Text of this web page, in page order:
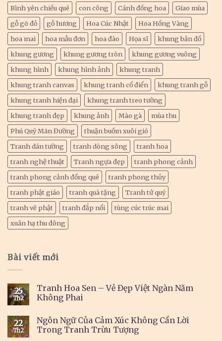
Bình yên chiều quê con công Cánh đồng hoa
Giao mùa
gỗ gõ đỏ
gỗ hương Hoa Cúc Nhật
Hoa Hồng Vàng
hoa mai
hoa mẫu đơn hoa đào Họa sĩ
khung bản đồ
khung gương
khung gương tròn
khung gương vuông
khung hình
khung hình ảnh
khung tranh
khung tranh canvas
khung tranh cổ điển
khung tranh gỗ
khung tranh hiện đại
khung tranh treo tường
khung tranh đẹp
khung ảnh Mào gà
mùa thu
Phú Quý Mãn Đường
thuận buồm xuôi gió
Tranh dán tường
tranh dòng sông
tranh hoa
tranh nghệ thuật
Tranh ngựa đẹp
tranh phong cảnh
tranh phong cảnh đồng quê
tranh phong thủy
tranh phật giáo
tranh quà tặng
Tranh tứ quý
tranh vẽ phật
tranh đắp nổi
tùng cúc trúc mai
xuân hạ thu đông
Bài viết mới
25
Th2
Tranh Hoa Sen – Vẻ Đẹp Việt Ngàn Năm
Không Phai
22
Th2
Ngôn Ngữ Của Cảm Xúc Không Cần Lời
Trong Tranh Trừu Tượng